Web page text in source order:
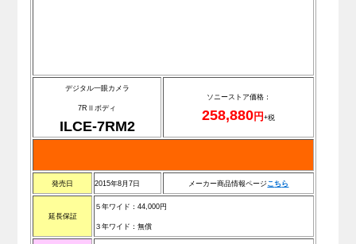
デジタル一眼カメラ
7RⅡボディ
ILCE-7RM2
ソニーストア価格：
258,880円+税
発売日 2015年8月7日 メーカー商品情報ページこちら
延長保証
５年ワイド：44,000円
３年ワイド ：無償